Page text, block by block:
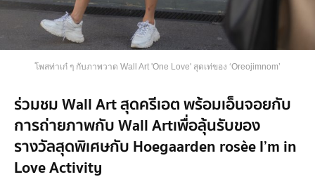
โพสท่าเก๋ ๆ กับภาพวาด Wall Art 'One Love' สุดเท่ของ ‘Oreojimnom’
ร่วมชม Wall Art สุดครีเอต พร้อมเอ็นจอยกับ
การถ่ายภาพกับ Wall Art เพื่อลุ้นรับของ
รางวัลสุดพิเศษกับ Hoegaarden rosèe I’m in
Love Activity